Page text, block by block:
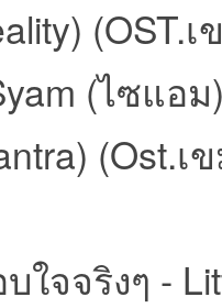
(OST.
(ไซแอม
(Ost.เ
ใจจริงๆ -